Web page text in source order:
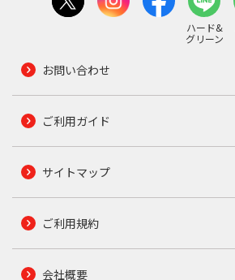
ハード&
グリーン
お問い合わせ
ご利用ガイド
サイトマップ
ご利用規約
会社概要